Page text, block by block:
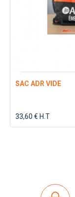
SAC ADR VIDE
33,60 € H.T